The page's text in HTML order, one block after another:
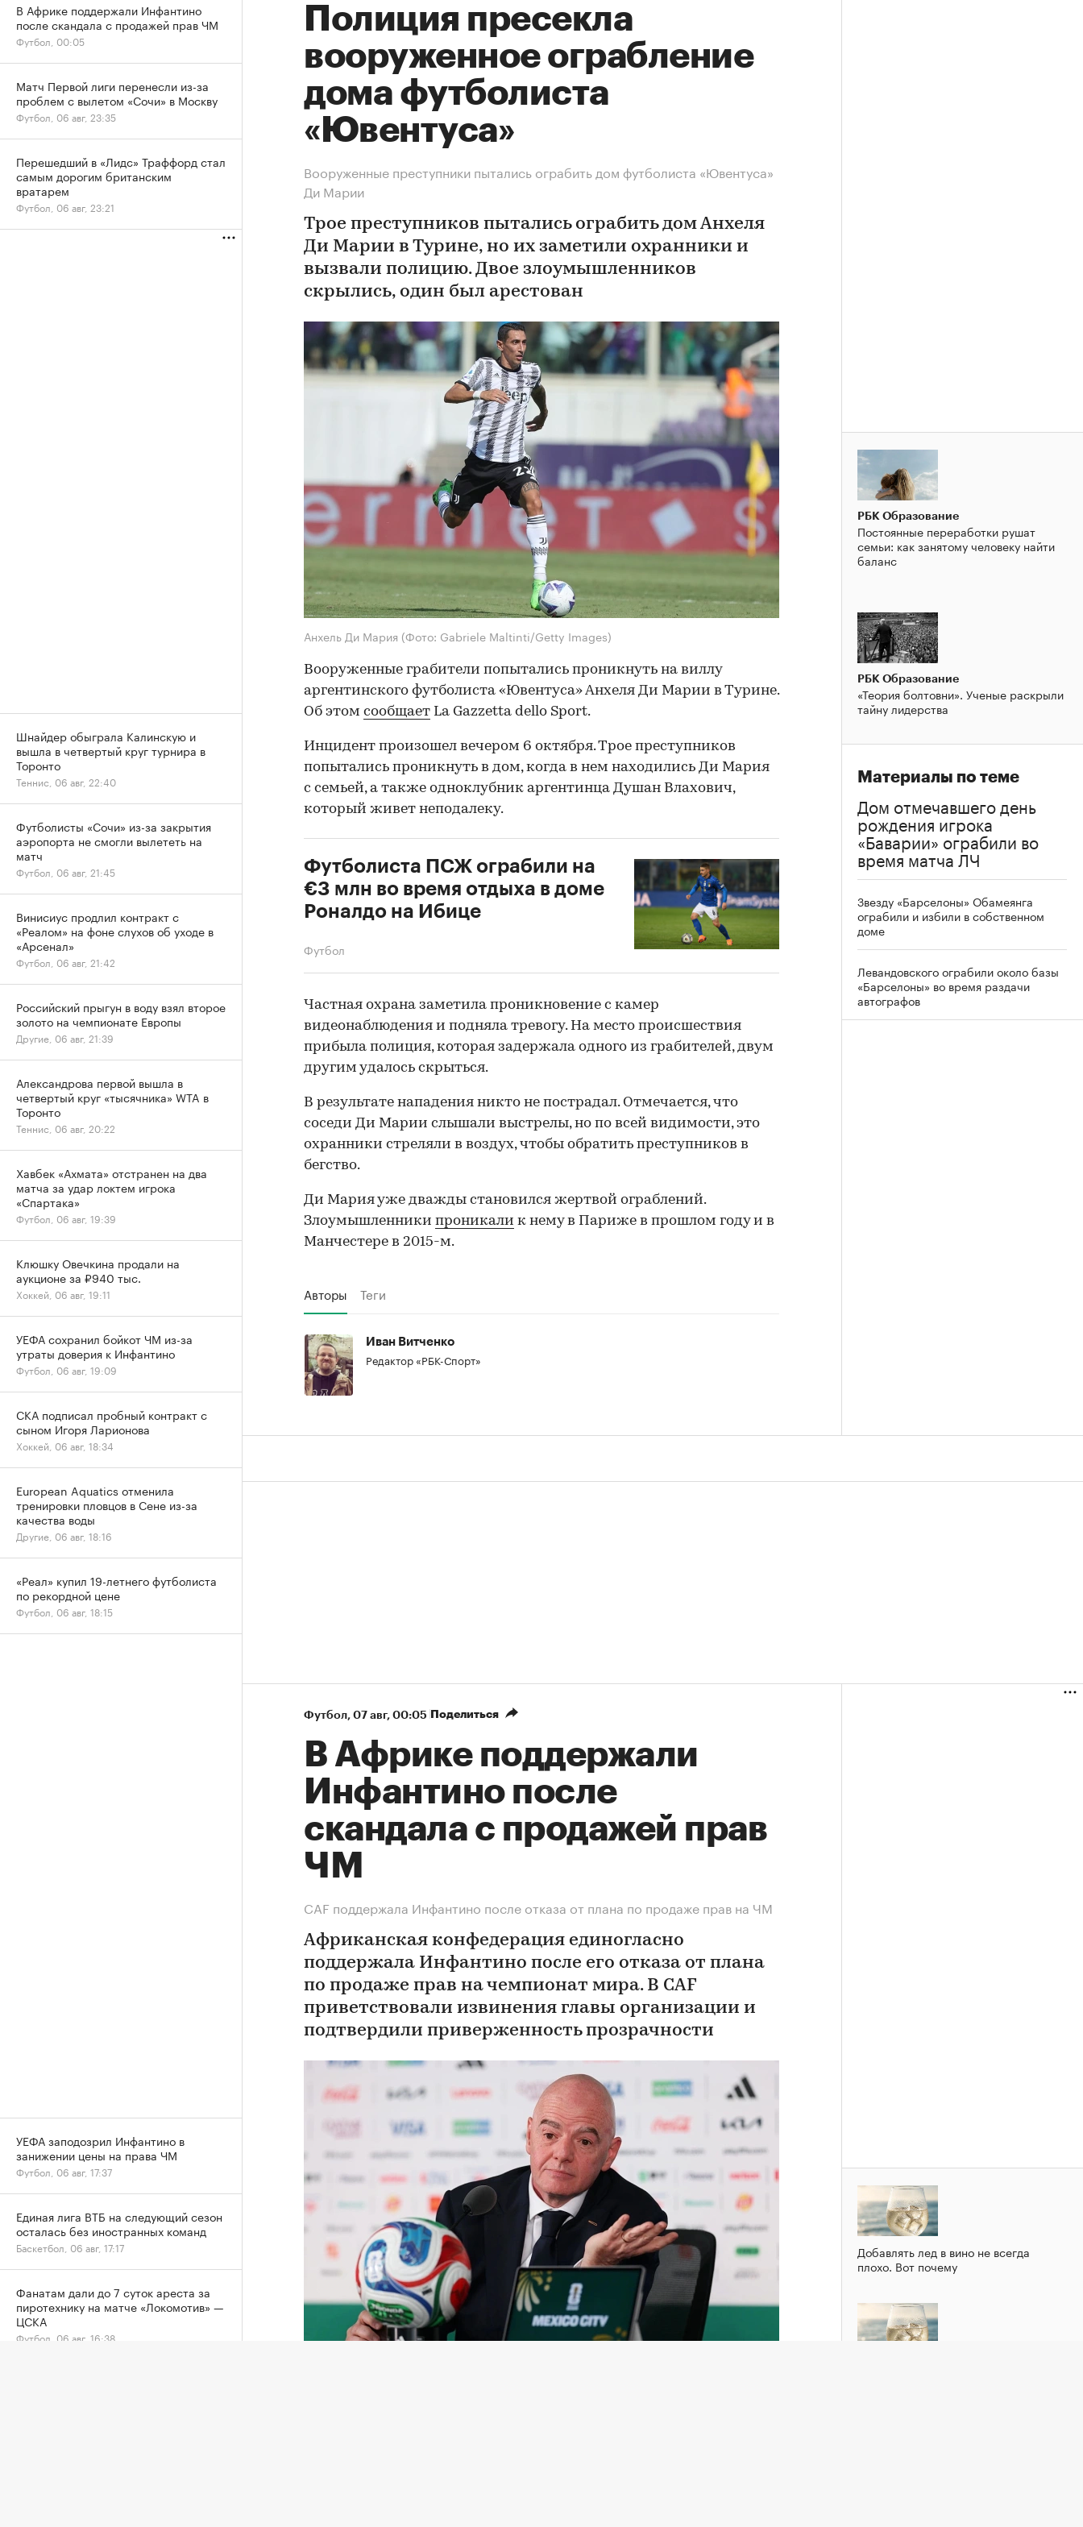
Полиция пресекла
вооруженное ограбление
дома футболиста
«Ювентуса»
Вооруженные преступники пытались ограбить дом футболиста «Ювентуса»
Ди Марии
Трое преступников пытались ограбить дом Анхеля
Ди Марии в Турине, но их заметили охранники и
вызвали полицию. Двое злоумышленников
скрылись, один был арестован
Анхель Ди Мария (Фото: Gabriele Maltinti/Getty Images)
Вооруженные грабители попытались проникнуть на виллу
аргентинского футболиста «Ювентуса» Анхеля Ди Марии в Турине.
Об этом сообщает La Gazzetta dello Sport.
Инцидент произошел вечером 6 октября. Трое преступников
попытались проникнуть в дом, когда в нем находились Ди Мария
с семьей, а также одноклубник аргентинца Душан Влахович,
который живет неподалеку.
Футболиста ПСЖ ограбили на
€3 млн во время отдыха в доме
Роналдо на Ибице
Футбол
00:00 / 00:00
Частная охрана заметила проникновение с камер
видеонаблюдения и подняла тревогу. На место происшествия
прибыла полиция, которая задержала одного из грабителей, двум
другим удалось скрыться.
В результате нападения никто не пострадал. Отмечается, что
соседи Ди Марии слышали выстрелы, но по всей видимости, это
охранники стреляли в воздух, чтобы обратить преступников в
бегство.
Ди Мария уже дважды становился жертвой ограблений.
Злоумышленники проникали к нему в Париже в прошлом году и в
Манчестере в 2015-м.
Авторы Теги
Иван Витченко
Редактор «РБК-Спорт»
РБК Образование
Постоянные переработки рушат
семьи: как занятому человеку найти
баланс
РБК Образование
«Теория болтовни». Ученые раскрыли
тайну лидерства
Материалы по теме
Дом отмечавшего день
рождения игрока
«Баварии» ограбили во
время матча ЛЧ
Звезду «Барселоны» Обамеянга
ограбили и избили в собственном
доме
Левандовского ограбили около базы
«Барселоны» во время раздачи
автографов
Футбол⁠, 07 авг, 00:05 Поделиться
В Африке поддержали
Инфантино после
скандала с продажей прав
ЧМ
СAF поддержала Инфантино после отказа от плана по продаже прав на ЧМ
Африканская конфедерация единогласно
поддержала Инфантино после его отказа от плана
по продаже прав на чемпионат мира. В CAF
приветствовали извинения главы организации и
подтвердили приверженность прозрачности
Добавлять лед в вино не всегда
плохо. Вот почему
В Африке поддержали Инфантино
после скандала с продажей прав ЧМ
Футбол, 00:05
Матч Первой лиги перенесли из-за
проблем с вылетом «Сочи» в Москву
Футбол, 06 авг, 23:35
Перешедший в «Лидс» Траффорд стал
самым дорогим британским
вратарем
Футбол, 06 авг, 23:21
Шнайдер обыграла Калинскую и
вышла в четвертый круг турнира в
Торонто
Теннис, 06 авг, 22:40
Футболисты «Сочи» из-за закрытия
аэропорта не смогли вылететь на
матч
Футбол, 06 авг, 21:45
Винисиус продлил контракт с
«Реалом» на фоне слухов об уходе в
«Арсенал»
Футбол, 06 авг, 21:42
Российский прыгун в воду взял второе
золото на чемпионате Европы
Другие, 06 авг, 21:39
Александрова первой вышла в
четвертый круг «тысячника» WTA в
Торонто
Теннис, 06 авг, 20:22
Хавбек «Ахмата» отстранен на два
матча за удар локтем игрока
«Спартака»
Футбол, 06 авг, 19:39
Клюшку Овечкина продали на
аукционе за ₽940 тыс.
Хоккей, 06 авг, 19:11
УЕФА сохранил бойкот ЧМ из-за
утраты доверия к Инфантино
Футбол, 06 авг, 19:09
СКА подписал пробный контракт с
сыном Игоря Ларионова
Хоккей, 06 авг, 18:34
European Aquatics отменила
тренировки пловцов в Сене из-за
качества воды
Другие, 06 авг, 18:16
«Реал» купил 19-летнего футболиста
по рекордной цене
Футбол, 06 авг, 18:15
УЕФА заподозрил Инфантино в
занижении цены на права ЧМ
Футбол, 06 авг, 17:37
Единая лига ВТБ на следующий сезон
осталась без иностранных команд
Баскетбол, 06 авг, 17:17
Фанатам дали до 7 суток ареста за
пиротехнику на матче «Локомотив» —
ЦСКА
Футбол, 06 авг, 16:38